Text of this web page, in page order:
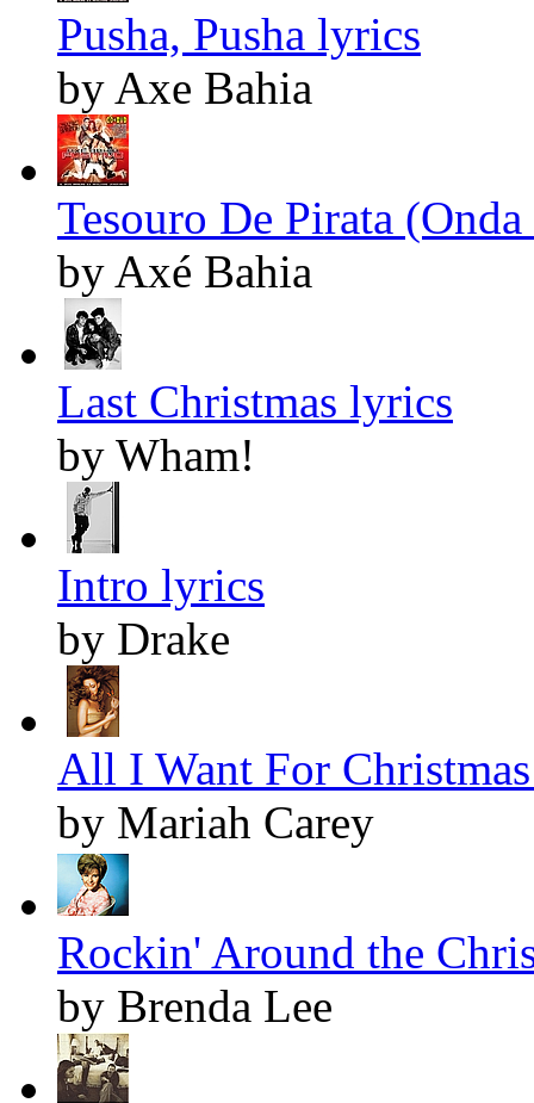
Pusha, Pusha lyrics
by Axe Bahia
Tesouro De Pirata
by Axé Bahia
Last Christmas lyrics
by Wham!
Intro lyrics
by Drake
All I Want For
by Mariah Carey
Rockin' Around the
by Brenda Lee